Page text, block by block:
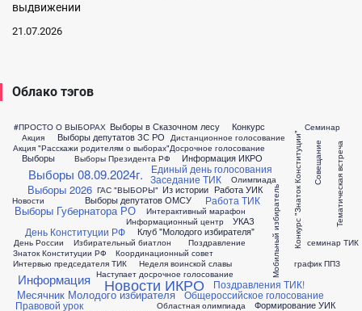
выдвижении
21.07.2026
Облако тэгов
#ПРОСТО О ВЫБОРАХ
Акция
Акция "Расскажи родителям о выборах"
Выборы
Выборы депутатов ЗС РО
Выборы 08.09.2024г.
Выборы 2026
Выборы Губернатора РО
Выборы Президента РФ
Выборы в Сказочном лесу
Выборы депутатов ОМСУ
ГАС "ВЫБОРЫ"
День Конституции РФ
День России
Дистанционное голосование
Досрочное голосование
Единый день голосования
Заседание ТИК
Знаток Конституции РФ
Из истории
Избирательный биатлон
Интерактивный марафон
Интервью председателя ТИК
Информационный центр
Информация
Информация ИКРО
Клуб "Молодого избирателя"
Конкурс
Конкурс "Знаток Конституции"
Координационный совет
Месячник Молодого избирателя
Мобильный избиратель
Наступает досрочное голосование
Неделя воинской славы
Новости
Новости ИКРО
Областная олимпиада
Общероссийское голосование
Олимпиада
Поздравление
Поздравления ТИК!
Правовой урок
Работа ТИК
Работа УИК
Семинар
Совещание Тематическая встреча
УКАЗ
Формирование УИК
график ППЗ
семинар ТИК